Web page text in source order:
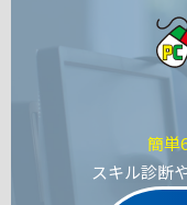
簡単
スキル診断